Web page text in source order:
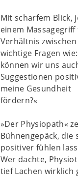
Mit scharfem Blick,
einem
Verhältnis
wichtige Fragen
können wir uns
Suggestionen
meine Gesundheit
fördern?«
»Der Physiopath«
Bühnengepäck,
positiver fühlen
Wer dachte,
tief Lachen wirklich